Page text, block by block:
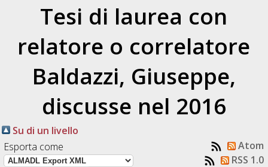
Tesi di laurea con
relatore o correlatore
Baldazzi, Giuseppe,
discusse nel 2016
Su di un livello
Esporta come
Atom
RSS 1.0